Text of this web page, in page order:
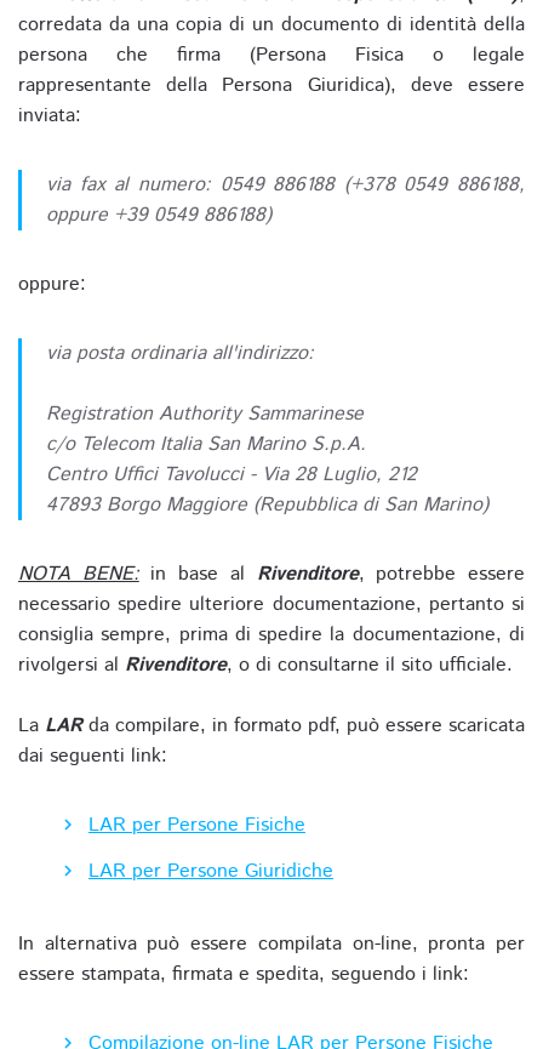
corredata da una copia di un documento di identità della
persona che firma (Persona Fisica o legale
rappresentante della Persona Giuridica), deve essere
inviata:
via fax al numero: 0549 886188 (+378 0549 886188,
oppure +39 0549 886188)
oppure:
via posta ordinaria all'indirizzo:
Registration Authority Sammarinese
c/o Telecom Italia San Marino S.p.A.
Centro Uffici Tavolucci - Via 28 Luglio, 212
47893 Borgo Maggiore (Repubblica di San Marino)
NOTA BENE:in base al Rivenditore, potrebbe essere
necessario spedire ulteriore documentazione, pertanto si
consiglia sempre, prima di spedire la documentazione, di
rivolgersi al Rivenditore, o di consultarne il sito ufficiale.
La LARda compilare, in formato pdf, può essere scaricata
dai seguenti link:
LAR per Persone Fisiche
LAR per Persone Giuridiche
In alternativa può essere compilata on-line, pronta per
essere stampata, firmata e spedita, seguendo i link: